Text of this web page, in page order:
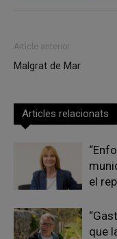
Article anterior
Malgrat de Mar
Articles relacionats
el
que